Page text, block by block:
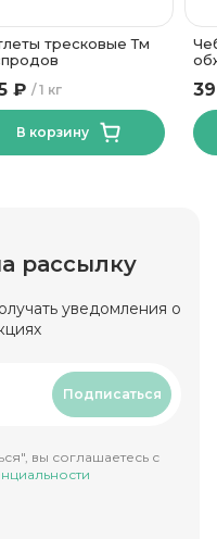
тресковые Тм
1 кг
₽
В корзину
рассылку
уведомления о
Подписаться
вы соглашаетесь с